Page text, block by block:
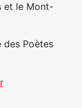
et le Mont-
des Poètes